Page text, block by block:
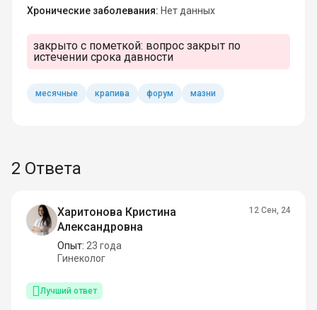
Хронические заболевания: Нет данных
закрыто с пометкой: вопрос закрыт по
истечении срока давности
месячные крапива форум мазни
2 Ответа
Харитонова Кристина
Александровна
Опыт: 23 года
Гинеколог
12 Сен, 24
Лучший ответ